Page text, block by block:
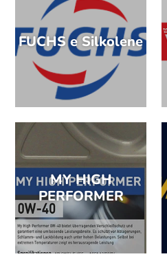
FUCHS e Silkolene
MY HIGH
PERFORMER